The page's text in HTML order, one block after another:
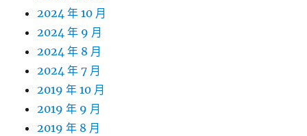
2024 年 10 月
2024 年 9 月
2024 年 8 月
2024 年 7 月
2019 年 10 月
2019 年 9 月
2019 年 8 月